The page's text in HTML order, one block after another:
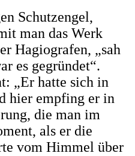
Schutzengel,
man das Werk
Hagiografen, „sah
es gegründet“.
„Er hatte sich in
hier empfing er in
die man im
als er die
vom Himmel über